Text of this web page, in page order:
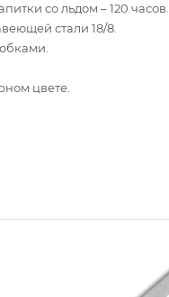
со льдом – 120 часов.
стали 18/8.
цвете.